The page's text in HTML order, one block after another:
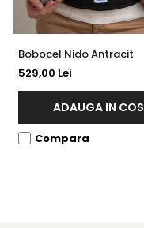
Bobocel Nido Antracit
529,00 Lei
ADAUGA IN COS
Compara